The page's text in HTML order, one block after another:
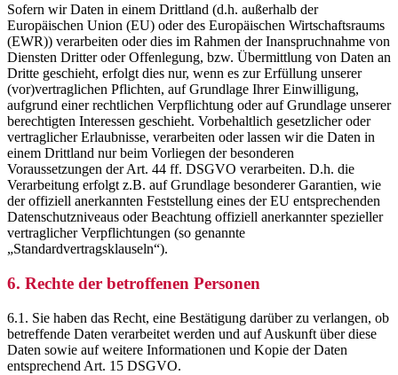
Sofern wir Daten in einem Drittland (d.h. außerhalb der
Europäischen Union (EU) oder des Europäischen Wirtschaftsraums
(EWR)) verarbeiten oder dies im Rahmen der Inanspruchnahme von
Diensten Dritter oder Offenlegung, bzw. Übermittlung von Daten an
Dritte geschieht, erfolgt dies nur, wenn es zur Erfüllung unserer
(vor)vertraglichen Pflichten, auf Grundlage Ihrer Einwilligung,
aufgrund einer rechtlichen Verpflichtung oder auf Grundlage unserer
berechtigten Interessen geschieht. Vorbehaltlich gesetzlicher oder
vertraglicher Erlaubnisse, verarbeiten oder lassen wir die Daten in
einem Drittland nur beim Vorliegen der besonderen
Voraussetzungen der Art. 44 ff. DSGVO verarbeiten. D.h. die
Verarbeitung erfolgt z.B. auf Grundlage besonderer Garantien, wie
der offiziell anerkannten Feststellung eines der EU entsprechenden
Datenschutzniveaus oder Beachtung offiziell anerkannter spezieller
vertraglicher Verpflichtungen (so genannte
„Standardvertragsklauseln“).
6. Rechte der betroffenen Personen
6.1. Sie haben das Recht, eine Bestätigung darüber zu verlangen, ob
betreffende Daten verarbeitet werden und auf Auskunft über diese
Daten sowie auf weitere Informationen und Kopie der Daten
entsprechend Art. 15 DSGVO.